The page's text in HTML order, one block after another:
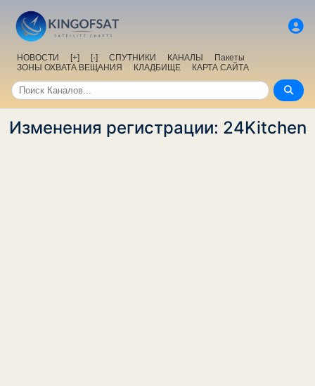
НОВОСТИ [+] [-] СПУТНИКИ КАНАЛЫ
Пакеты
ЗОНЫ ОХВАТА ВЕЩАНИЯ
КЛАДБИЩЕ КАРТА САЙТА
Изменения регистрации: 24Kitchen